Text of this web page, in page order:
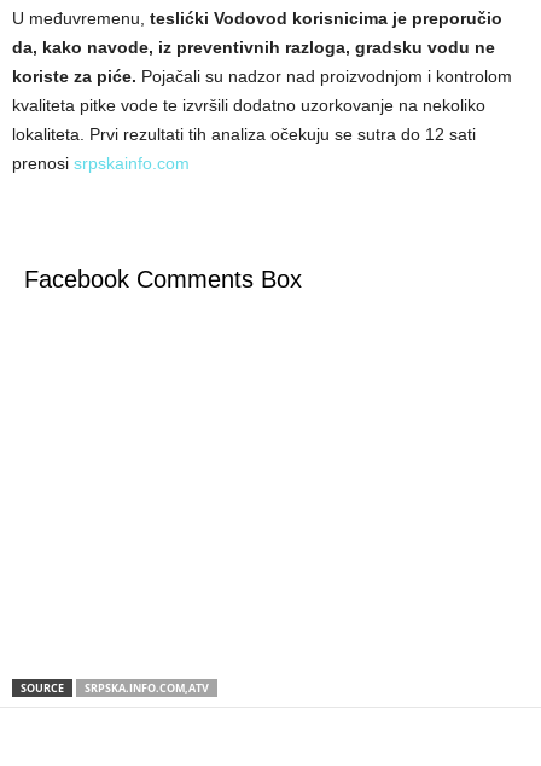
U međuvremenu, teslićki Vodovod korisnicima je preporučio
da, kako navode, iz preventivnih razloga, gradsku vodu ne
koriste za piće. Pojačali su nadzor nad proizvodnjom i kontrolom
kvaliteta pitke vode te izvršili dodatno uzorkovanje na nekoliko
lokaliteta. Prvi rezultati tih analiza očekuju se sutra do 12 sati
prenosi srpskainfo.com
Facebook Comments Box
SOURCE SRPSKA.INFO.COM,ATV